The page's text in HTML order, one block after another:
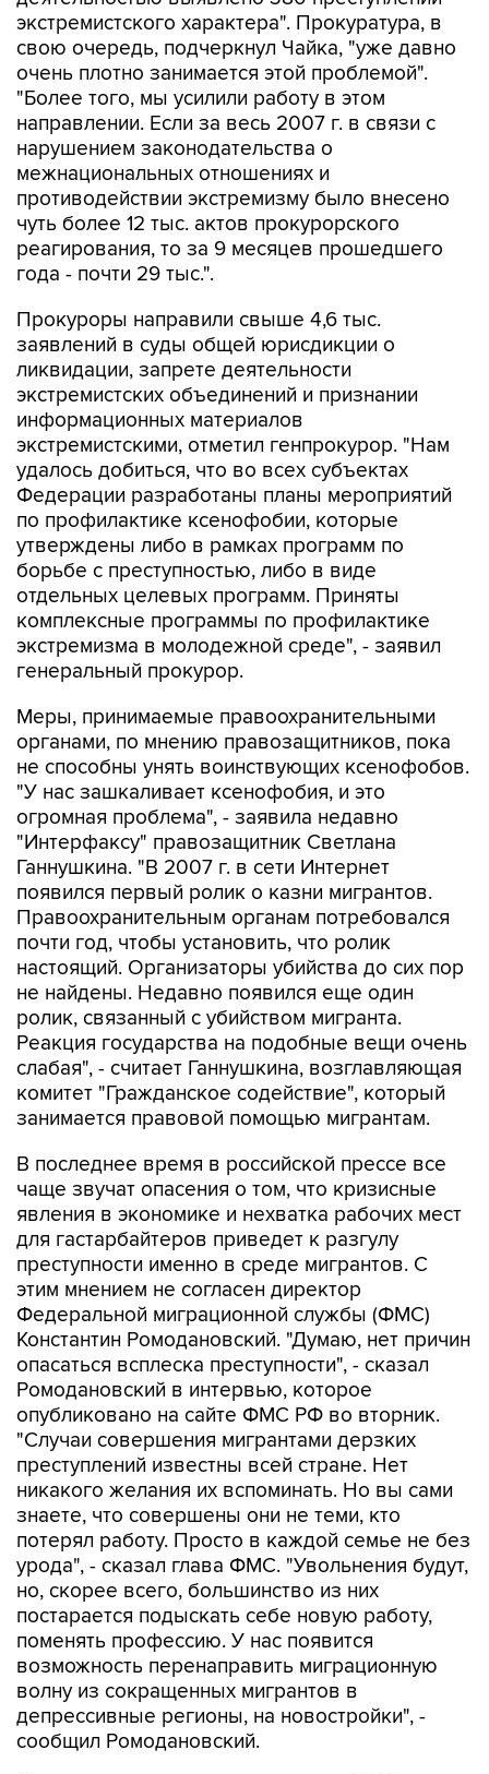
экстремистского характера". Прокуратура, в
свою очередь, подчеркнул Чайка, "уже давно
очень плотно занимается этой проблемой".
"Более того, мы усилили работу в этом
направлении. Если за весь 2007 г. в связи с
нарушением законодательства о
межнациональных отношениях и
противодействии экстремизму было внесено
чуть более 12 тыс. актов прокурорского
реагирования, то за 9 месяцев прошедшего
года - почти 29 тыс.".
Прокуроры направили свыше 4,6 тыс.
заявлений в суды общей юрисдикции о
ликвидации, запрете деятельности
экстремистских объединений и признании
информационных материалов
экстремистскими, отметил генпрокурор. "Нам
удалось добиться, что во всех субъектах
Федерации разработаны планы мероприятий
по профилактике ксенофобии, которые
утверждены либо в рамках программ по
борьбе с преступностью, либо в виде
отдельных целевых программ. Приняты
комплексные программы по профилактике
экстремизма в молодежной среде", - заявил
генеральный прокурор.
Меры, принимаемые правоохранительными
органами, по мнению правозащитников, пока
не способны унять воинствующих ксенофобов.
"У нас зашкаливает ксенофобия, и это
огромная проблема", - заявила недавно
"Интерфаксу" правозащитник Светлана
Ганнушкина. "В 2007 г. в сети Интернет
появился первый ролик о казни мигрантов.
Правоохранительным органам потребовался
почти год, чтобы установить, что ролик
настоящий. Организаторы убийства до сих пор
не найдены. Недавно появился еще один
ролик, связанный с убийством мигранта.
Реакция государства на подобные вещи очень
слабая", - считает Ганнушкина, возглавляющая
комитет "Гражданское содействие", который
занимается правовой помощью мигрантам.
В последнее время в российской прессе все
чаще звучат опасения о том, что кризисные
явления в экономике и нехватка рабочих мест
для гастарбайтеров приведет к разгулу
преступности именно в среде мигрантов. С
этим мнением не согласен директор
Федеральной миграционной службы (ФМС)
Константин Ромодановский. "Думаю, нет причин
опасаться всплеска преступности", - сказал
Ромодановский в интервью, которое
опубликовано на сайте ФМС РФ во вторник.
"Случаи совершения мигрантами дерзких
преступлений известны всей стране. Нет
никакого желания их вспоминать. Но вы сами
знаете, что совершены они не теми, кто
потерял работу. Просто в каждой семье не без
урода", - сказал глава ФМС. "Увольнения будут,
но, скорее всего, большинство из них
постарается подыскать себе новую работу,
поменять профессию. У нас появится
возможность перенаправить миграционную
волну из сокращенных мигрантов в
депрессивные регионы, на новостройки", -
сообщил Ромодановский.